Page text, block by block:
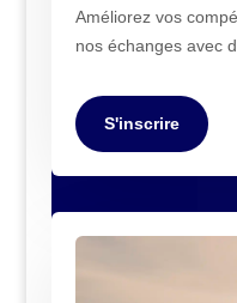
Améliorez vos
nos échanges avec
S'inscrire